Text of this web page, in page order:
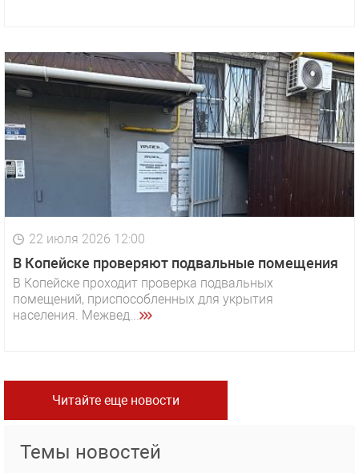
22 июля 2026 12:00
В Копейске проверяют подвальные помещения
В Копейске проходит проверка подвальных
помещений, приспособленных для укрытия
населения. Межвед...
Читайте еще новости
Темы новостей